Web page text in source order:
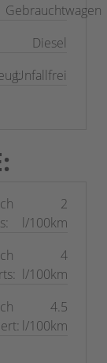
Gebrauchtwagen
Diesel
Unfallfrei
2
l/100km
4
l/100km
4.5
l/100km